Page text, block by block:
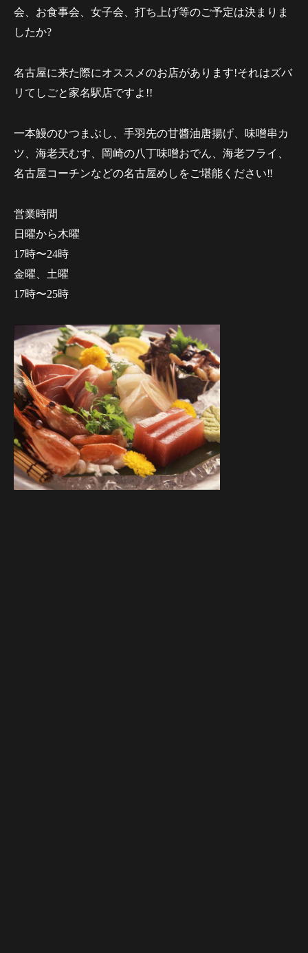
会、お食事会、女子会、打ち上げ等のご予定は決まりま
したか?
名古屋に来た際にオススメのお店があります!それはズバ
リてしごと家名駅店ですよ!!
一本鰻のひつまぶし、手羽先の甘醬油唐揚げ、味噌串カ
ツ、海老天むす、岡崎の八丁味噌おでん、海老フライ、
名古屋コーチンなどの名古屋めしをご堪能ください‼︎
営業時間
日曜から木曜
17時〜24時
金曜、土曜
17時〜25時